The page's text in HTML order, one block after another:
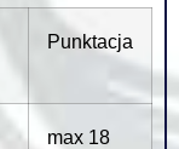
Punktacja
max 18